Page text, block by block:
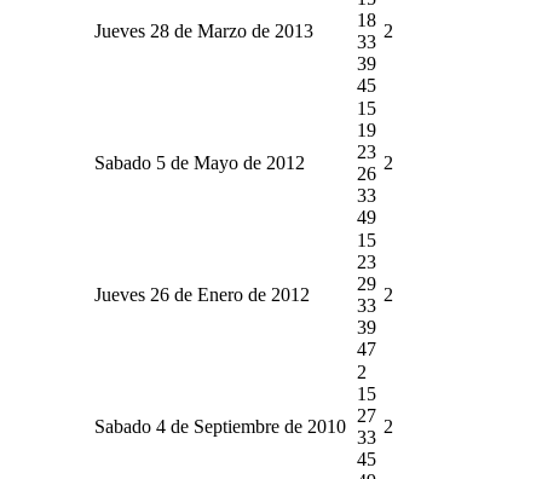
Jueves 28 de Marzo de 2013
18
33
39
45
2
Sabado 5 de Mayo de 2012
15
19
23
26
33
49
2
Jueves 26 de Enero de 2012
15
23
29
33
39
47
2
Sabado 4 de Septiembre de 2010
2
15
27
33
45
2